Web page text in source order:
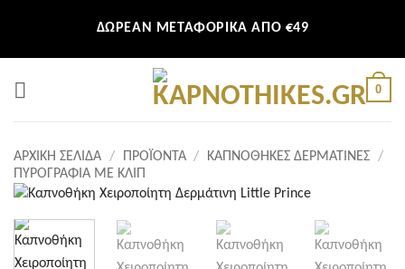
περιεχόμενο
ΔΩΡΕΑΝ ΜΕΤΑΦΟΡΙΚΑ ΑΠΟ €49
0
ΑΡΧΙΚΉ ΣΕΛΊΔΑ / ΠΡΟΪΌΝΤΑ / ΚΑΠΝΟΘΉΚΕΣ ΔΕΡΜΆΤΙΝΕΣ /
ΠΥΡΟΓΡΑΦΊΑ ΜΕ ΚΛΙΠ